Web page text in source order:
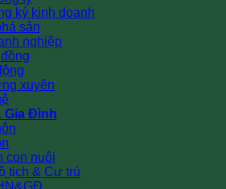
ký kinh doanh
sản
nghiệp
xuyên
Gia Đình
con nuôi
tịch & Cư trú